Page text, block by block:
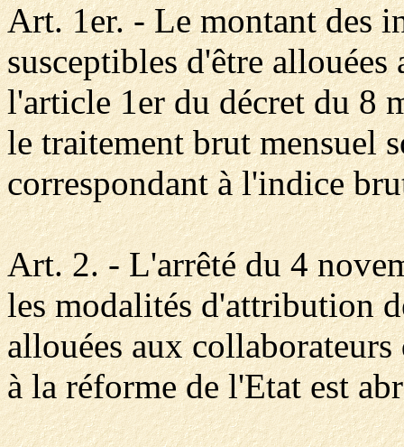
Art. 1er. - Le montant des
susceptibles d'être
l'article 1er du décret du 8
le traitement brut mensuel
correspondant à l'indice
Art. 2. - L'arrêté du 4
les modalités d'attribution
allouées aux
à la réforme de l'Etat est